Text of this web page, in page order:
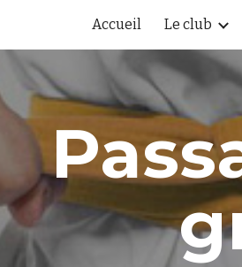
Skip to main content
Accueil Le club